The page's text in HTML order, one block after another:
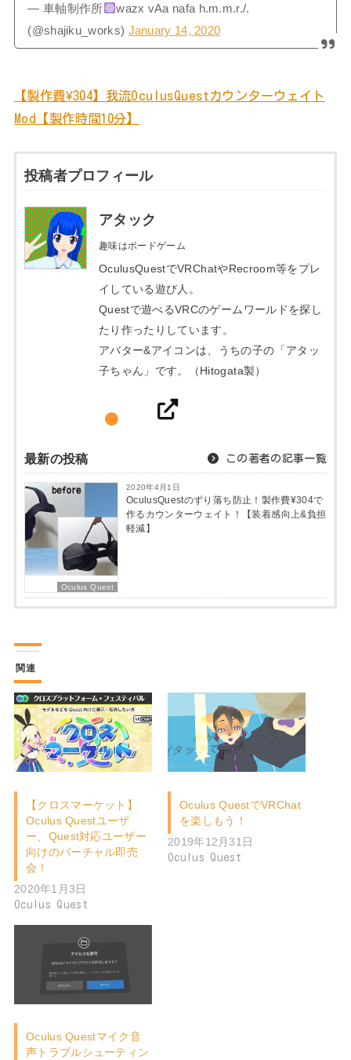
— 車軸制作所
wazx vAa nafa h.m.m.r./.
(@shajiku_works) January 14, 2020
【製作費¥304】我流OculusQuestカウンターウェイト
Mod【製作時間10分】
投稿者プロフィール
アタック
趣味はボードゲーム
OculusQuestでVRChatやRecroom等をプレ
イしている遊び人。
Questで遊べるVRCのゲームワールドを探し
たり作ったりしています。
アバター&アイコンは、うちの子の「アタッ
子ちゃん」です。（Hitogata製）
最新の投稿 この著者の記事一覧
Oculus Quest
2020年4月1日
OculusQuestのずり落ち防止！製作費¥304で
作るカウンターウェイト！【装着感向上&負担
軽減】
関連
【クロスマーケット】
Oculus Questユーザ
ー、Quest対応ユーザー
向けのバーチャル即売
会！
2020年1月3日
Oculus Quest
Oculus QuestでVRChat
を楽しもう！
2019年12月31日
Oculus Quest
Oculus Questマイク音
声トラブルシューティン